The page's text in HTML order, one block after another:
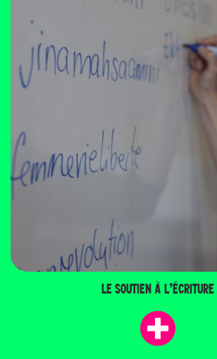
LE SOUTIEN À L’ÉCRITURE